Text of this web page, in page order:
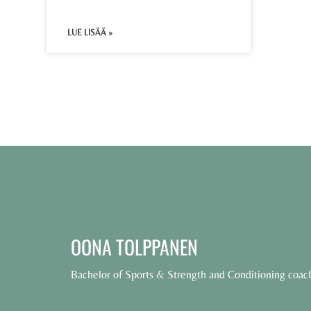
LUE LISÄÄ »
OONA TOLPPANEN
Bachelor of Sports & Strength and Conditioning